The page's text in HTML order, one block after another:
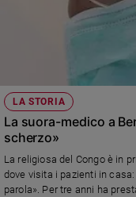
LA STORIA
La suora-medico a
scherzo»
La religiosa del Congo è in
dove visita i pazienti in
parola». Per tre anni ha